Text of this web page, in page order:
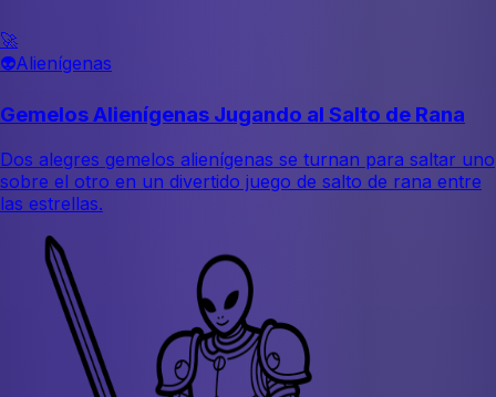
🚀
👽Alienígenas
Gemelos Alienígenas Jugando al Salto de Rana
Dos alegres gemelos alienígenas se turnan para saltar uno
sobre el otro en un divertido juego de salto de rana entre
las estrellas.